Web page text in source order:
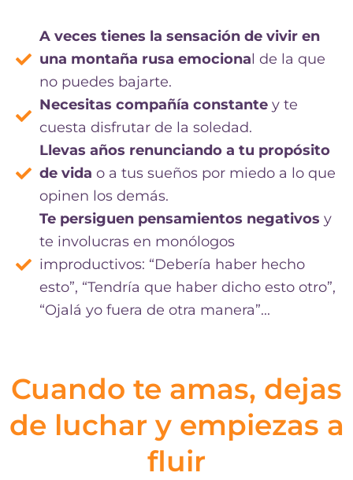
A veces tienes la sensación de vivir en
una montaña rusa emocional de la que
no puedes bajarte.
Necesitas compañía constante y te
cuesta disfrutar de la soledad.
Llevas años renunciando a tu propósito
de vida o a tus sueños por miedo a lo que
opinen los demás.
Te persiguen pensamientos negativos y
te involucras en monólogos
improductivos: “Debería haber hecho
esto”, “Tendría que haber dicho esto otro”,
“Ojalá yo fuera de otra manera”...
Cuando te amas, dejas
de luchar y empiezas a
fluir